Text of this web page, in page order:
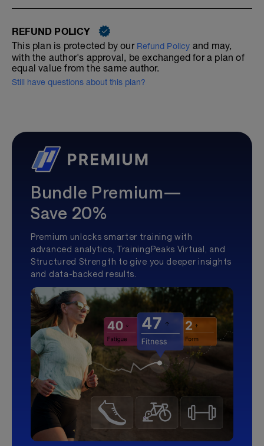
REFUND POLICY
This plan is protected by our Refund Policy and may,
with the author's approval, be exchanged for a plan of
equal value from the same author.
Still have questions about this plan?
Bundle Premium—
Save 20%
Premium unlocks smarter training with
advanced analytics, TrainingPeaks Virtual, and
Structured Strength to give you deeper insights
and data-backed results.